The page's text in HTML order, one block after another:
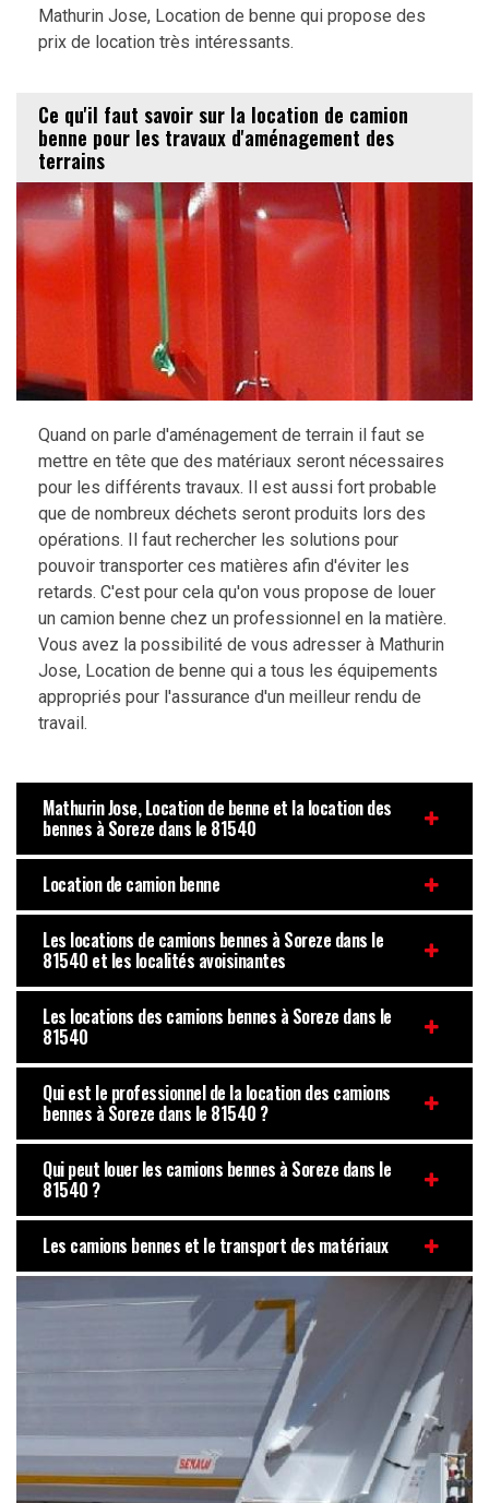
Mathurin Jose, Location de benne qui propose des
prix de location très intéressants.
Ce qu'il faut savoir sur la location de camion
benne pour les travaux d'aménagement des
terrains
Quand on parle d'aménagement de terrain il faut se
mettre en tête que des matériaux seront nécessaires
pour les différents travaux. Il est aussi fort probable
que de nombreux déchets seront produits lors des
opérations. Il faut rechercher les solutions pour
pouvoir transporter ces matières afin d'éviter les
retards. C'est pour cela qu'on vous propose de louer
un camion benne chez un professionnel en la matière.
Vous avez la possibilité de vous adresser à Mathurin
Jose, Location de benne qui a tous les équipements
appropriés pour l'assurance d'un meilleur rendu de
travail.
Mathurin Jose, Location de benne et la location des
bennes à Soreze dans le 81540
Location de camion benne
Les locations de camions bennes à Soreze dans le
81540 et les localités avoisinantes
Les locations des camions bennes à Soreze dans le
81540
Qui est le professionnel de la location des camions
bennes à Soreze dans le 81540 ?
Qui peut louer les camions bennes à Soreze dans le
81540 ?
Les camions bennes et le transport des matériaux